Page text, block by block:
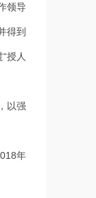
领导
得到
授人
以强
年